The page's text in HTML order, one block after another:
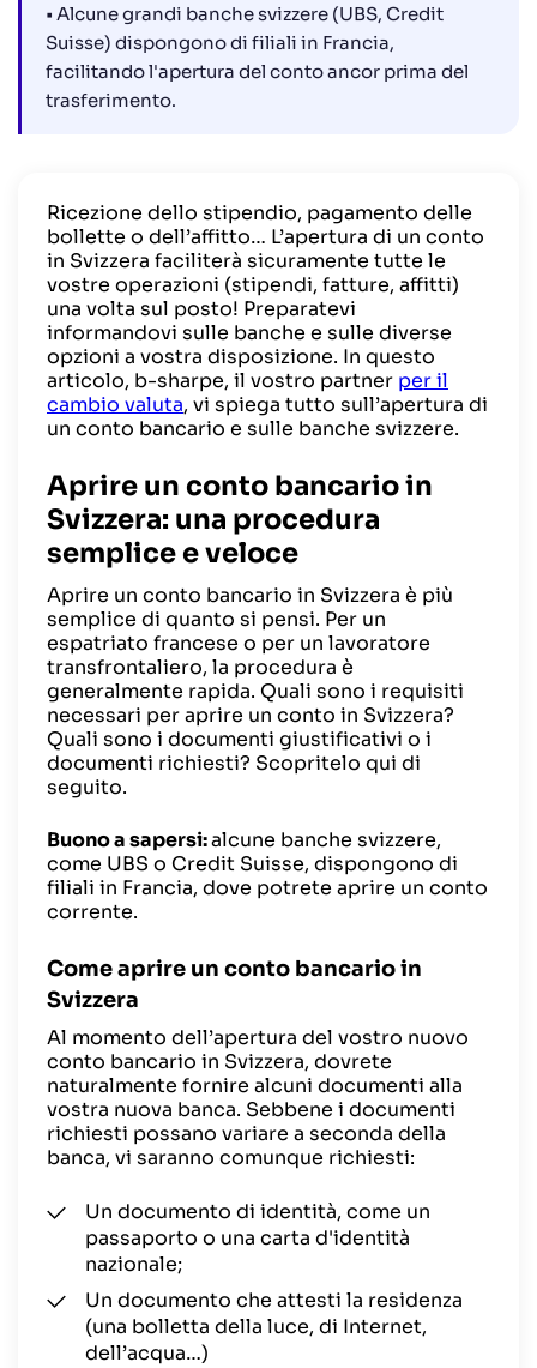
• Alcune grandi banche svizzere (UBS, Credit
Suisse) dispongono di filiali in Francia,
facilitando l'apertura del conto ancor prima del
trasferimento.
Ricezione dello stipendio, pagamento delle
bollette o dell’affitto… L’apertura di un conto
in Svizzera faciliterà sicuramente tutte le
vostre operazioni (stipendi, fatture, affitti)
una volta sul posto! Preparatevi
informandovi sulle banche e sulle diverse
opzioni a vostra disposizione. In questo
articolo, b-sharpe, il vostro partner per il
cambio valuta, vi spiega tutto sull’apertura di
un conto bancario e sulle banche svizzere.
Aprire un conto bancario in
Svizzera: una procedura
semplice e veloce
Aprire un conto bancario in Svizzera è più
semplice di quanto si pensi. Per un
espatriato francese o per un lavoratore
transfrontaliero, la procedura è
generalmente rapida. Quali sono i requisiti
necessari per aprire un conto in Svizzera?
Quali sono i documenti giustificativi o i
documenti richiesti? Scopritelo qui di
seguito.
Buono a sapersi:alcune banche svizzere,
come UBS o Credit Suisse, dispongono di
filiali in Francia, dove potrete aprire un conto
corrente.
Come aprire un conto bancario in
Svizzera
Al momento dell’apertura del vostro nuovo
conto bancario in Svizzera, dovrete
naturalmente fornire alcuni documenti alla
vostra nuova banca. Sebbene i documenti
richiesti possano variare a seconda della
banca, vi saranno comunque richiesti:
Un documento di identità, come un
passaporto o una carta d'identità
nazionale;
Un documento che attesti la residenza
(una bolletta della luce, di Internet,
dell’acqua…)